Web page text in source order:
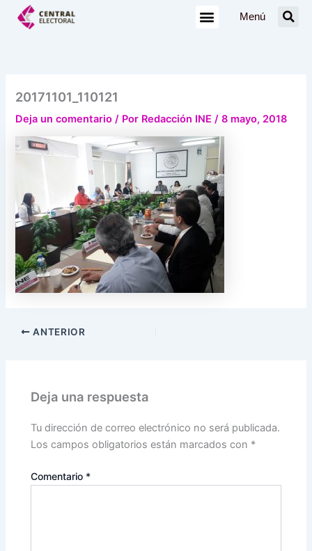
Menú
20171101_110121
Deja un comentario / Por Redacción INE/8 mayo, 2018
ANTERIOR
Deja una respuesta
Tu dirección de correo electrónico no será publicada.
Los campos obligatorios están marcados con *
Comentario *